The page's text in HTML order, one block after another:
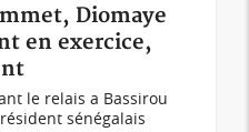
Diomaye
en exercice,
le relais a Bassirou
sénégalais